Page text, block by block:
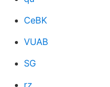
CeBK
VUAB
SG
rz